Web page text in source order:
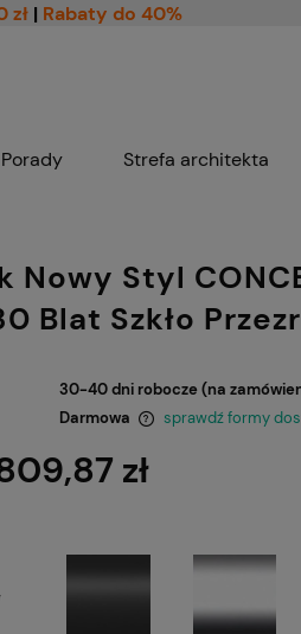
zł | Rabaty do 40%
Porady Strefa architekta
Nowy Styl
Blat Szkło
30-40 dni robocze (na
Darmowa
kosztów
sprawdź formy
zł